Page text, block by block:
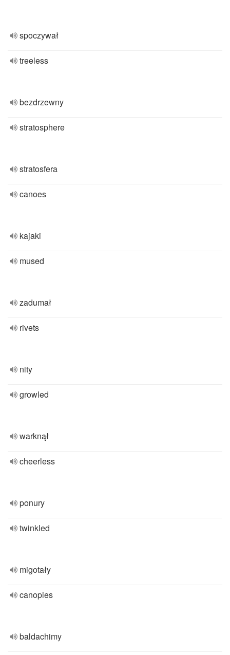
spoczywał
treeless
bezdrzewny
stratosphere
stratosfera
canoes
kajaki
mused
zadumał
rivets
nity
growled
warknął
cheerless
ponury
twinkled
migotały
canopies
baldachimy